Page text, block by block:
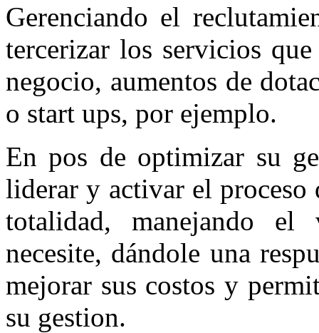
Gerenciando el
tercerizar los servicios
negocio, aumentos de
o start ups, por ejemplo.
En pos de optimizar su
liderar y activar el proceso
totalidad, manejando el
necesite, dándole una
mejorar sus costos y
su gestion.